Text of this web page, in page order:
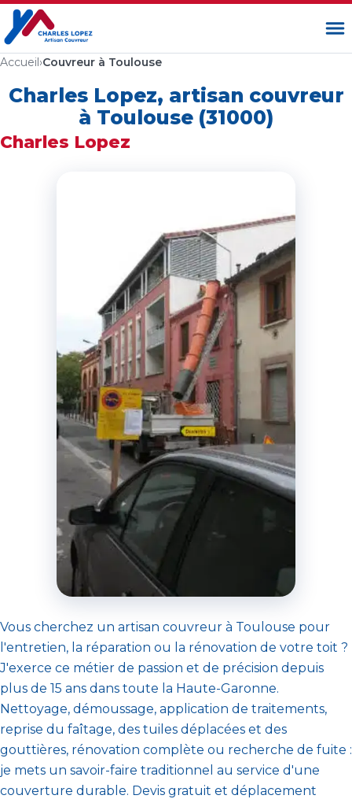
Accueil›Couvreur à Toulouse
Charles Lopez, artisan couvreur
à Toulouse (31000)
Charles Lopez
Vous cherchez un artisan couvreur à Toulouse pour
l'entretien, la réparation ou la rénovation de votre toit ?
J'exerce ce métier de passion et de précision depuis
plus de 15 ans dans toute la Haute-Garonne.
Nettoyage, démoussage, application de traitements,
reprise du faîtage, des tuiles déplacées et des
gouttières, rénovation complète ou recherche de fuite :
je mets un savoir-faire traditionnel au service d'une
couverture durable. Devis gratuit et déplacement